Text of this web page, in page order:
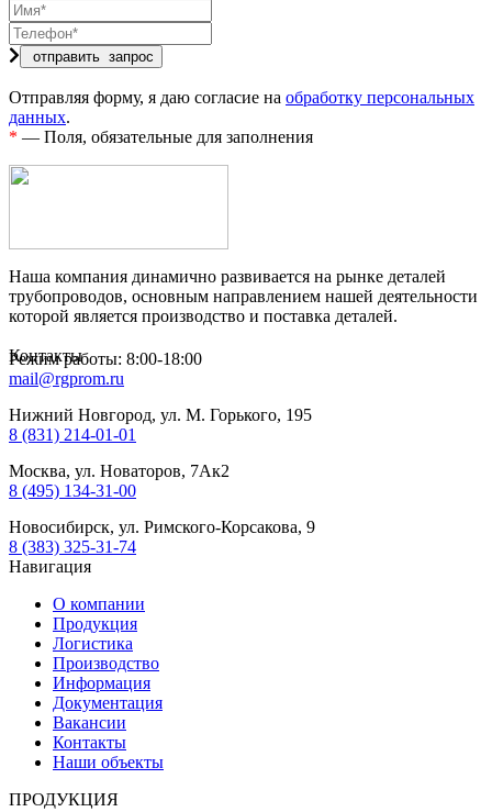
Отправляя форму, я даю согласие на обработку персональных
данных.
* — Поля, обязательные для заполнения
Наша компания динамично развивается на рынке деталей
трубопроводов, основным направлением нашей деятельности
которой является производство и поставка деталей.
Контакты
Режим работы: 8:00-18:00
mail@rgprom.ru
Нижний Новгород, ул. М. Горького, 195
8 (831) 214-01-01
Москва, ул. Новаторов, 7Ак2
8 (495) 134-31-00
Новосибирск, ул. Римского-Корсакова, 9
8 (383) 325-31-74
Навигация
О компании
Продукция
Логистика
Производство
Информация
Документация
Вакансии
Контакты
Наши объекты
ПРОДУКЦИЯ